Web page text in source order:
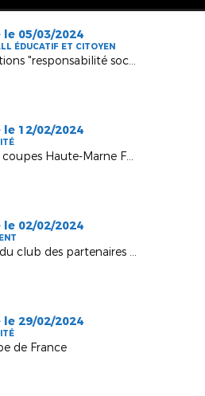
le 05/03/2024
ÉDUCATIF ET CITOYEN
Formations "responsabilité sociétale" pour nos services civiques
le 12/02/2024
Finales coupes Haute-Marne Futsal 2024
le 02/02/2024
Soirée du club des partenaires - 31 janvier 2024
le 29/02/2024
de France